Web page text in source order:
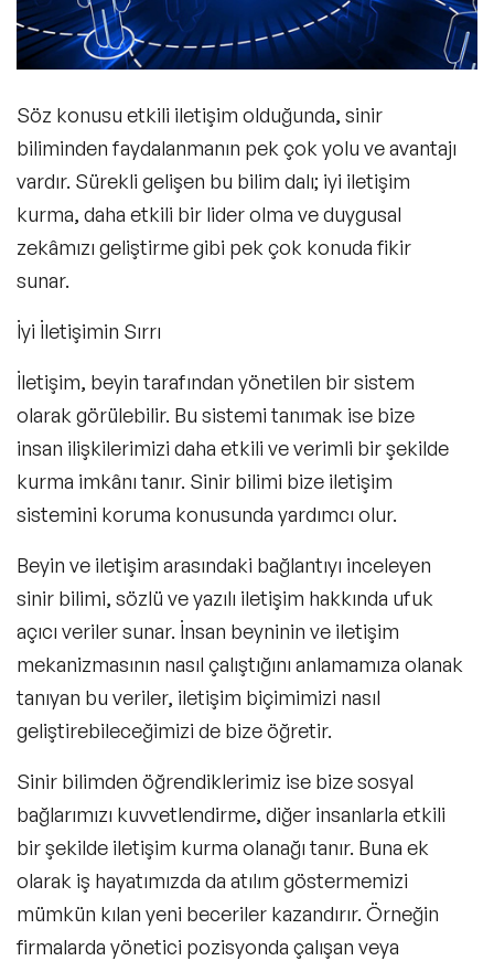
Söz konusu etkili iletişim olduğunda, sinir
biliminden faydalanmanın pek çok yolu ve avantajı
vardır. Sürekli gelişen bu bilim dalı; iyi iletişim
kurma, daha etkili bir lider olma ve duygusal
zekâmızı geliştirme gibi pek çok konuda fikir
sunar.
İyi İletişimin Sırrı
İletişim, beyin tarafından yönetilen bir sistem
olarak görülebilir. Bu sistemi tanımak ise bize
insan ilişkilerimizi daha etkili ve verimli bir şekilde
kurma imkânı tanır. Sinir bilimi bize iletişim
sistemini koruma konusunda yardımcı olur.
Beyin ve iletişim arasındaki bağlantıyı inceleyen
sinir bilimi, sözlü ve yazılı iletişim hakkında ufuk
açıcı veriler sunar. İnsan beyninin ve iletişim
mekanizmasının nasıl çalıştığını anlamamıza olanak
tanıyan bu veriler, iletişim biçimimizi nasıl
geliştirebileceğimizi de bize öğretir.
Sinir bilimden öğrendiklerimiz ise bize sosyal
bağlarımızı kuvvetlendirme, diğer insanlarla etkili
bir şekilde iletişim kurma olanağı tanır. Buna ek
olarak iş hayatımızda da atılım göstermemizi
mümkün kılan yeni beceriler kazandırır. Örneğin
firmalarda yönetici pozisyonda çalışan veya